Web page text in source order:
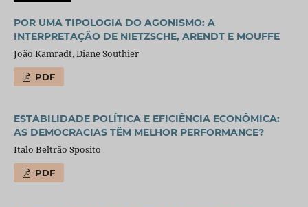
POR UMA TIPOLOGIA DO AGONISMO: A
INTERPRETAÇÃO DE NIETZSCHE, ARENDT E MOUFFE
João Kamradt, Diane Southier
PDF
ESTABILIDADE POLÍTICA E EFICIÊNCIA ECONÔMICA:
AS DEMOCRACIAS TÊM MELHOR PERFORMANCE?
Italo Beltrão Sposito
PDF